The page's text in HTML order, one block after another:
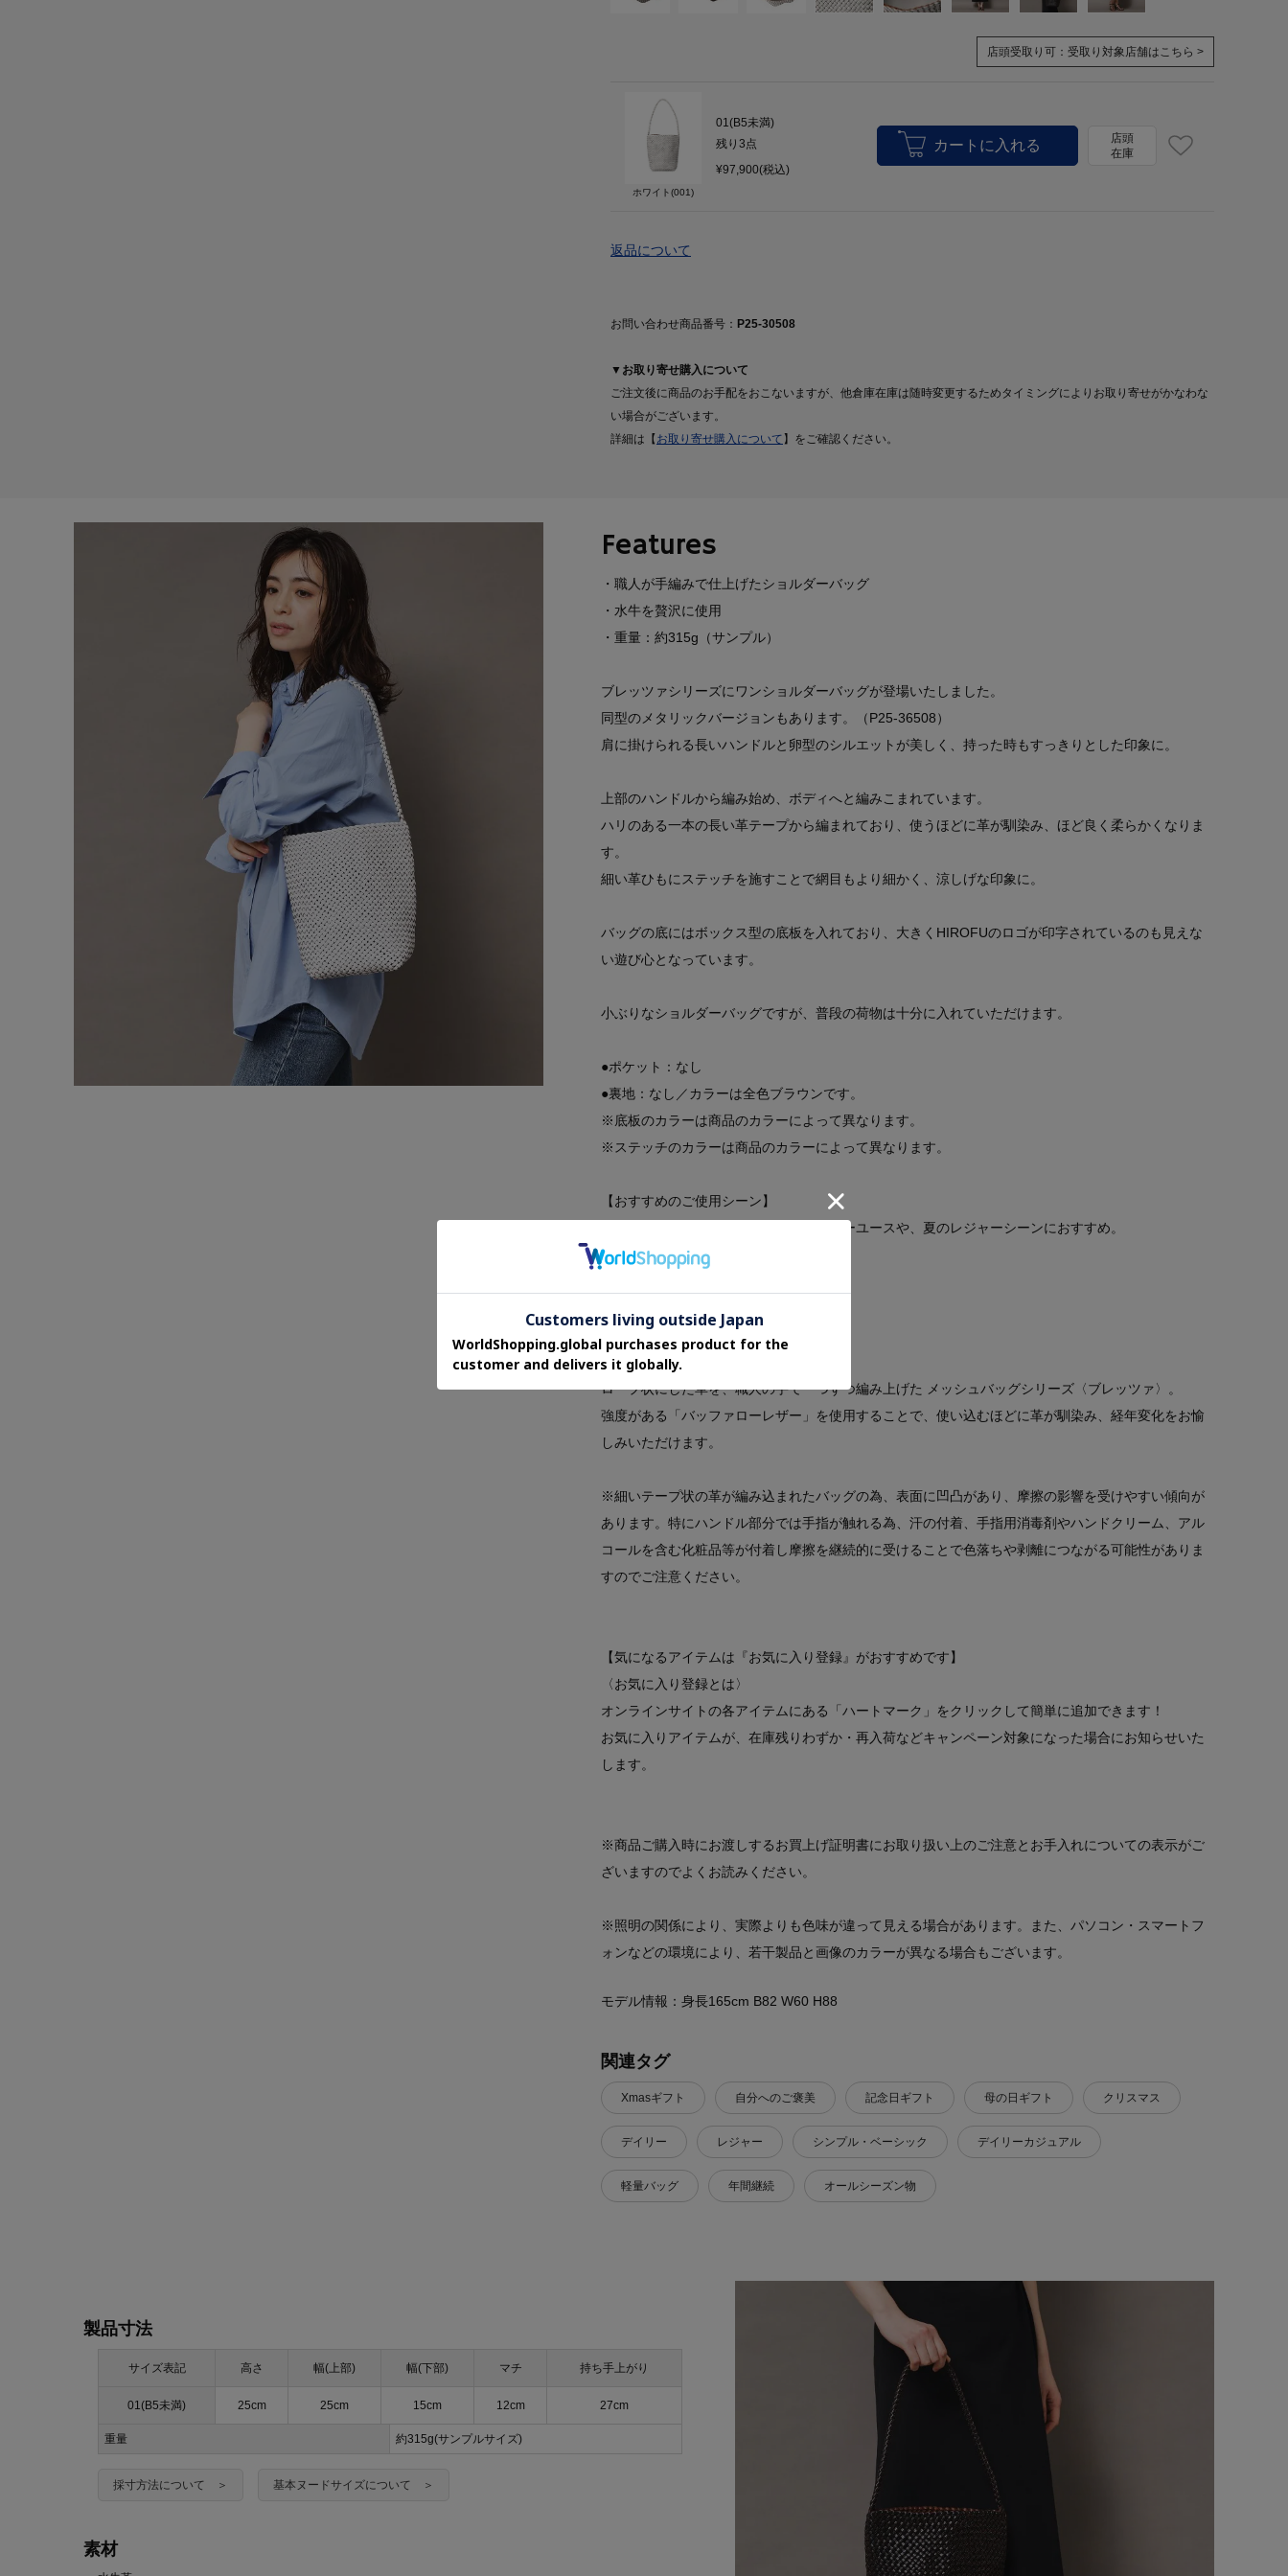
店頭受取り可： 受取り対象店舗はこちら >
ホワイト(001)
01(B5未満)
残り 3点
¥97,900(税込)
店頭
在庫
返品について
お問い合わせ商品番号： P25-30508
▼お取り寄せ購入について
ご注文後に商品のお手配をおこないますが、他倉庫在庫は随時変更するためタイミングによりお取り寄せがかなわな
い場合がございます。
詳細は【 お取り寄せ購入について 】をご確認ください。
Features
・職人が手編みで仕上げたショルダーバッグ
・水牛を贅沢に使用
・重量：約315g（サンプル）
ブレッツァシリーズにワンショルダーバッグが登場いたしました。
同型のメタリックバージョンもあります。（P25‐36508）
肩に掛けられる長いハンドルと卵型のシルエットが美しく、持った時もすっきりとした印象に。
上部のハンドルから編み始め、ボディへと編みこまれています。
ハリのある一本の長い革テープから編まれており、使うほどに革が馴染み、ほど良く柔らかくなりま
す。
細い革ひもにステッチを施すことで網目もより細かく、涼しげな印象に。
バッグの底にはボックス型の底板を入れており、大きくHIROFUのロゴが印字されているのも見えな
い遊び心となっています。
小ぶりなショルダーバッグですが、普段の荷物は十分に入れていただけます。
●ポケット：なし
●裏地：なし／カラーは全色ブラウンです。
※底板のカラーは商品のカラーによって異なります。
※ステッチのカラーは商品のカラーによって異なります。
【おすすめのご使用シーン】
お食事やお買い物のカジュアルなデイリーユースや、夏のレジャーシーンにおすすめ。
【シリーズについて】
ロープ状にした革を、職人の手で一つずつ編み上げた メッシュバッグシリーズ〈ブレッツァ〉。
強度がある「バッファローレザー」を使用することで、使い込むほどに革が馴染み、経年変化をお愉
しみいただけます。
※細いテープ状の革が編み込まれたバッグの為、表面に凹凸があり、摩擦の影響を受けやすい傾向が
あります。特にハンドル部分では手指が触れる為、汗の付着、手指用消毒剤やハンドクリーム、アル
コールを含む化粧品等が付着し摩擦を継続的に受けることで色落ちや剥離につながる可能性がありま
すのでご注意ください。
【気になるアイテムは『お気に入り登録』がおすすめです】
〈お気に入り登録とは〉
オンラインサイトの各アイテムにある「ハートマーク」をクリックして簡単に追加できます！
お気に入りアイテムが、在庫残りわずか・再入荷などキャンペーン対象になった場合にお知らせいた
します。
※商品ご購入時にお渡しするお買上げ証明書にお取り扱い上のご注意とお手入れについての表示がご
ざいますのでよくお読みください。
※照明の関係により、実際よりも色味が違って見える場合があります。また、パソコン・スマートフ
ォンなどの環境により、若干製品と画像のカラーが異なる場合もございます。
モデル情報：身長165cm B82 W60 H88
関連タグ
Xmasギフト 自分へのご褒美 記念日ギフト 母の日ギフト クリスマス
デイリー レジャー シンプル・ベーシック デイリーカジュアル
軽量バッグ 年間継続 オールシーズン物
製品寸法
サイズ表記 高さ 幅(上部) 幅(下部) マチ 持ち手上がり
01(B5未満) 25cm 25cm 15cm 12cm 27cm
重量 約315g(サンプルサイズ)
採寸方法について ＞ 基本ヌードサイズについて ＞
素材